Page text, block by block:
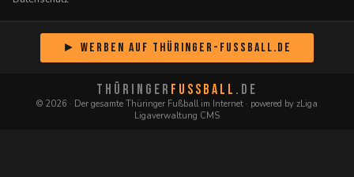
► Werben auf Thüringer-Fussball.de
THÜRINGER FUSSBALL .DE
© 2026 · Der gesamte Thüringer Fußball im Internet · powered by zLiga
Ligaverwaltung CMS